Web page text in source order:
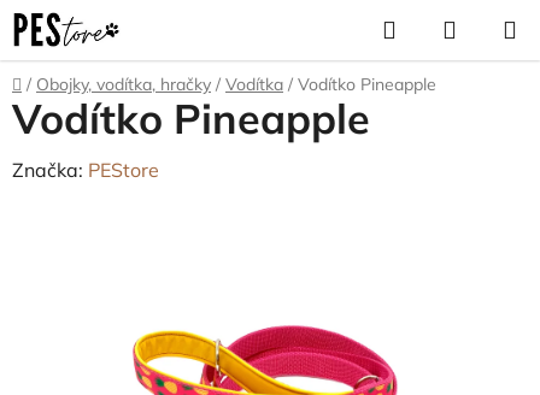
Přejít
na
obsah
Hledat
KOŠÍK
Domů
/ Obojky, vodítka, hračky / Vodítka / Vodítko Pineapple
Vodítko Pineapple
Značka: PEStore